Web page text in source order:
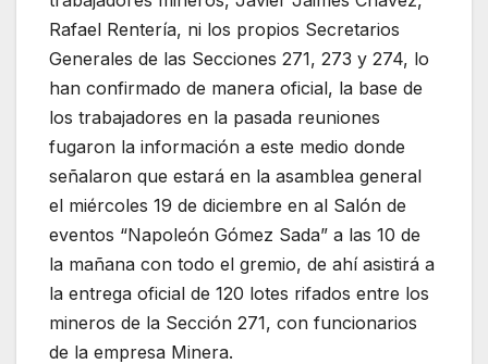
Rafael Rentería, ni los propios Secretarios
Generales de las Secciones 271, 273 y 274, lo
han confirmado de manera oficial, la base de
los trabajadores en la pasada reuniones
fugaron la información a este medio donde
señalaron que estará en la asamblea general
el miércoles 19 de diciembre en al Salón de
eventos “Napoleón Gómez Sada” a las 10 de
la mañana con todo el gremio, de ahí asistirá a
la entrega oficial de 120 lotes rifados entre los
mineros de la Sección 271, con funcionarios
de la empresa Minera.